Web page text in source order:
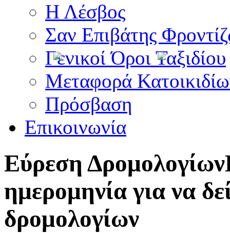
Η Λέσβος
Σαν Επιβάτης
Γενικοί Όροι Ταξιδίου
Μεταφορά
Πρόσβαση
Επικοινωνία
Εύρεση Δρομολογίων
ημερομηνία για να
δρομολογίων